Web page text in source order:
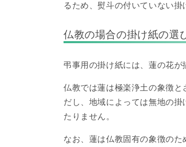
るため、熨斗の付いていない掛
仏教の場合の掛け紙の選
弔事用の掛け紙には、蓮の花が
仏教では蓮は極楽浄土の象徴
だし、地域によっては無地の
たりません。
なお、蓮は仏教固有の象徴の